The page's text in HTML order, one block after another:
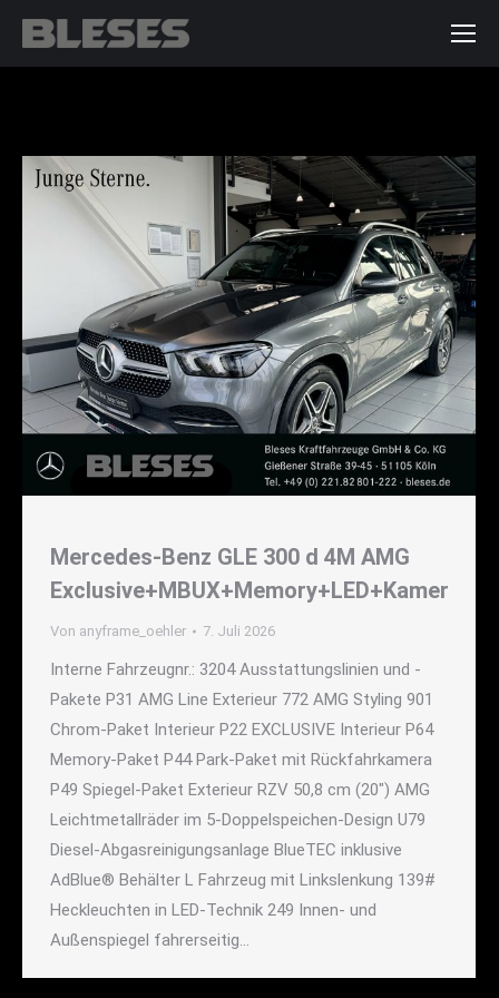
Mercedes-Benz GLE 300 d 4M AMG
Exclusive+MBUX+Memory+LED+Kamer
Von anyframe_oehler 7. Juli 2026
Interne Fahrzeugnr.: 3204 Ausstattungslinien und -
Pakete P31 AMG Line Exterieur 772 AMG Styling 901
Chrom-Paket Interieur P22 EXCLUSIVE Interieur P64
Memory-Paket P44 Park-Paket mit Rückfahrkamera
P49 Spiegel-Paket Exterieur RZV 50,8 cm (20") AMG
Leichtmetallräder im 5-Doppelspeichen-Design U79
Diesel-Abgasreinigungsanlage BlueTEC inklusive
AdBlue® Behälter L Fahrzeug mit Linkslenkung 139#
Heckleuchten in LED-Technik 249 Innen- und
Außenspiegel fahrerseitig…